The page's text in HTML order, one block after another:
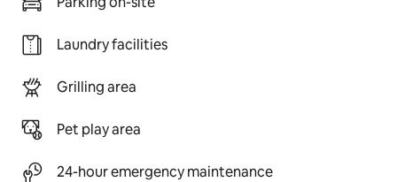
Laundry facilities
Grilling area
Pet play area
24-hour emergency maintenance